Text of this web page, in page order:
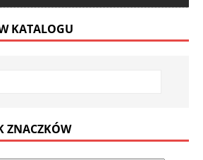
KATALOGU
ZNACZKÓW